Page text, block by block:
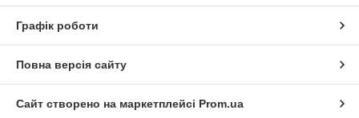
Графік роботи
Повна версія сайту
Сайт створено на маркетплейсі Prom.ua